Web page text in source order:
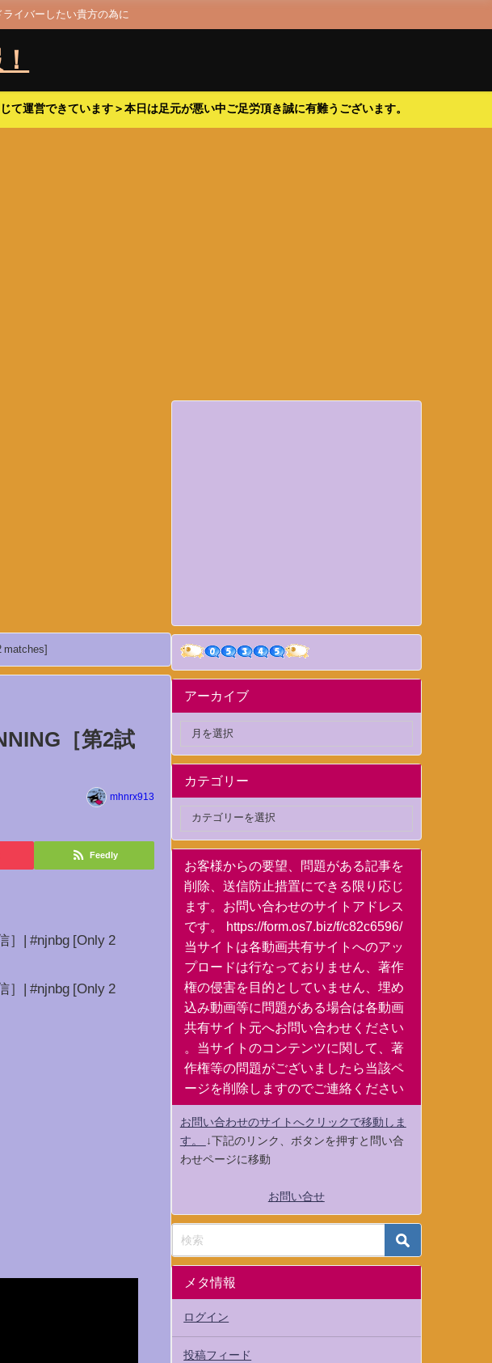
イバーしたい貴方の為に
運営できています＞本日は足元が悪い中ご足労頂き誠に有難うございます。
［第2試合まで配信］| #njnbg [Only 2 matches]
［第2試
mhnrx913
Feedly
］| #njnbg [Only 2
］| #njnbg [Only 2
アーカイブ
カテゴリー
お客様からの要望、問題がある記事を
削除、送信防止措置にできる限り応じ
ます。お問い合わせのサイトアドレス
です。 https://form.os7.biz/f/c82c6596/
当サイトは各動画共有サイトへのアッ
プロードは行なっておりません、著作
権の侵害を目的としていません、埋め
込み動画等に問題がある場合は各動画
共有サイト元へお問い合わせください
。当サイトのコンテンツに関して、著
作権等の問題がございましたら当該ペ
ージを削除しますのでご連絡ください
お問い合わせのサイトへクリックで移動しま
す。
↓下記のリンク、ボタンを押すと問い合
わせページに移動
お問い合せ
メタ情報
ログイン
投稿フィード